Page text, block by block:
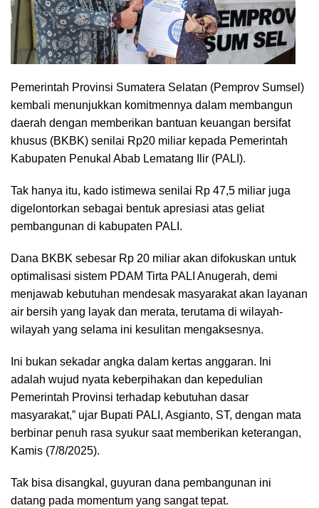
Pemerintah Provinsi Sumatera Selatan (Pemprov Sumsel)
kembali menunjukkan komitmennya dalam membangun
daerah dengan memberikan bantuan keuangan bersifat
khusus (BKBK) senilai Rp20 miliar kepada Pemerintah
Kabupaten Penukal Abab Lematang Ilir (PALI).
Tak hanya itu, kado istimewa senilai Rp 47,5 miliar juga
digelontorkan sebagai bentuk apresiasi atas geliat
pembangunan di kabupaten PALI.
Dana BKBK sebesar Rp 20 miliar akan difokuskan untuk
optimalisasi sistem PDAM Tirta PALI Anugerah, demi
menjawab kebutuhan mendesak masyarakat akan layanan
air bersih yang layak dan merata, terutama di wilayah-
wilayah yang selama ini kesulitan mengaksesnya.
Ini bukan sekadar angka dalam kertas anggaran. Ini
adalah wujud nyata keberpihakan dan kepedulian
Pemerintah Provinsi terhadap kebutuhan dasar
masyarakat,” ujar Bupati PALI, Asgianto, ST, dengan mata
berbinar penuh rasa syukur saat memberikan keterangan,
Kamis (7/8/2025).
Tak bisa disangkal, guyuran dana pembangunan ini
datang pada momentum yang sangat tepat.